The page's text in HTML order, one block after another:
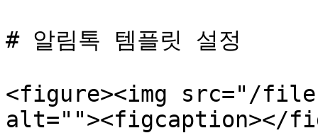
# 알림톡 템플릿 설정
<figure><img src="/files/
alt=""><figcaption></